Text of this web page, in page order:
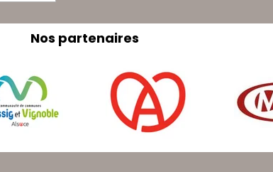
Nos partenaires